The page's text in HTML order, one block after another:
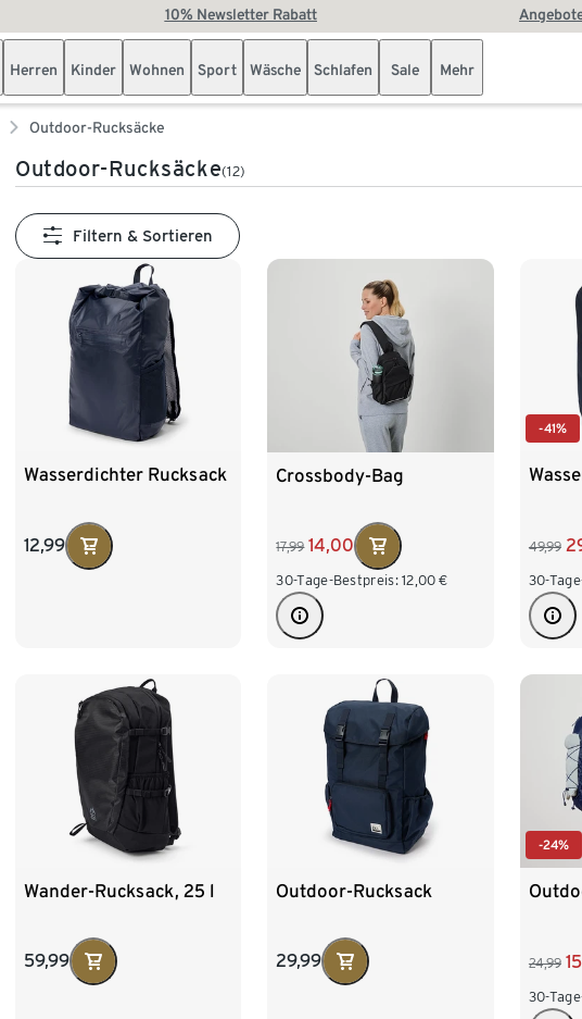
10% Newsletter Rabatt
Herren Kinder Wohnen Sport Wäsche Schlafen Sale Mehr
Outdoor-Rucksäcke
Outdoor-Rucksäcke(12)
Filtern & Sortieren
Wasserdichter Rucksack
12,99
Crossbody-Bag
17,99 14,00
30-Tage-Bestpreis: 12,00 €
-41%
49,99
30-
Wander-Rucksack, 25 l
59,99
Outdoor-Rucksack
29,99
-24%
24,99
30-